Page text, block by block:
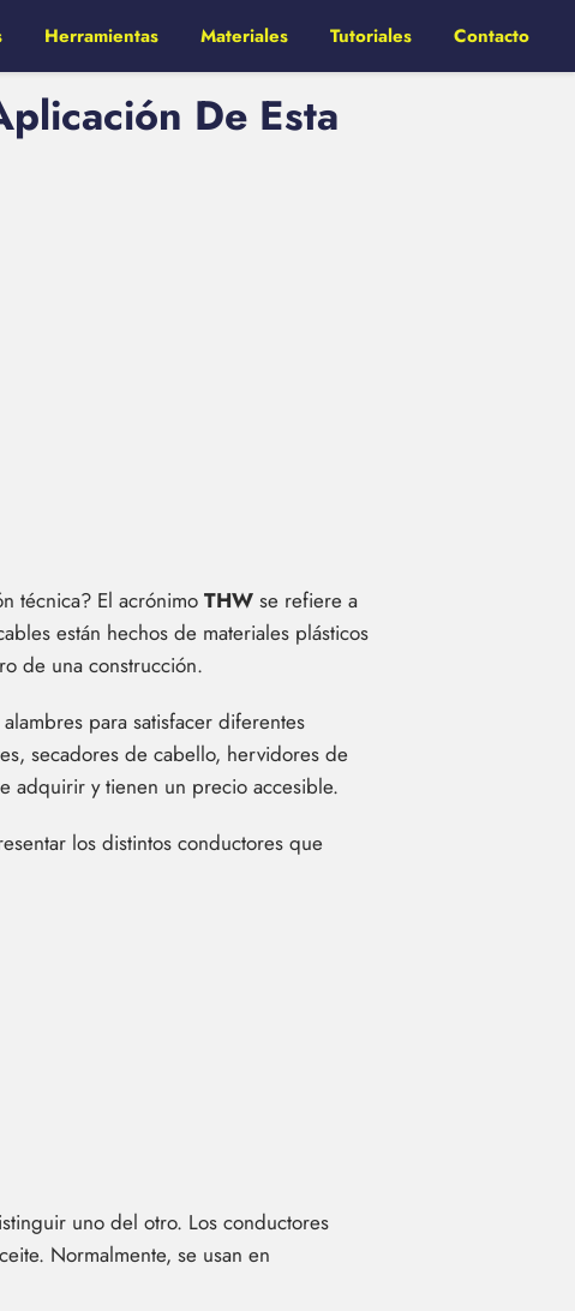
Herramientas Materiales Tutoriales Contacto
De Esta
técnica? El acrónimo THW se refiere a
están hechos de materiales plásticos
de una construcción.
para satisfacer diferentes
secadores de cabello, hervidores de
adquirir y tienen un precio accesible.
los distintos conductores que
uno del otro. Los conductores
Normalmente, se usan en